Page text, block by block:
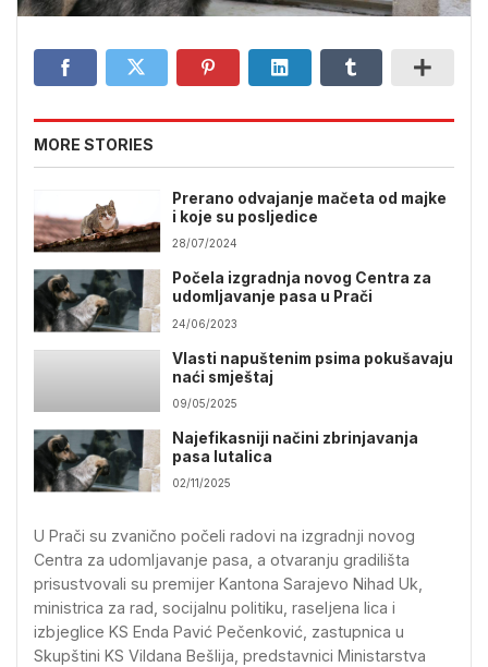
MORE STORIES
Prerano odvajanje mačeta od majke
i koje su posljedice
28/07/2024
Počela izgradnja novog Centra za
udomljavanje pasa u Prači
24/06/2023
Vlasti napuštenim psima pokušavaju
naći smještaj
09/05/2025
Najefikasniji načini zbrinjavanja
pasa lutalica
02/11/2025
U Prači su zvanično počeli radovi na izgradnji novog
Centra za udomljavanje pasa, a otvaranju gradilišta
prisustvovali su premijer Kantona Sarajevo Nihad Uk,
ministrica za rad, socijalnu politiku, raseljena lica i
izbjeglice KS Enda Pavić Pečenković, zastupnica u
Skupštini KS Vildana Bešlija, predstavnici Ministarstva